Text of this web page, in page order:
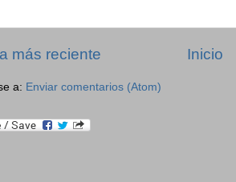
más reciente Inicio
a: Enviar comentarios (Atom)